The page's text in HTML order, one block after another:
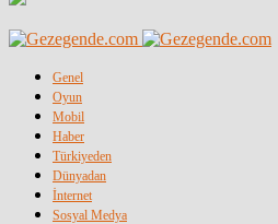
Genel
Oyun
Mobil
Haber
Türkiyeden
Dünyadan
İnternet
Sosyal Medya